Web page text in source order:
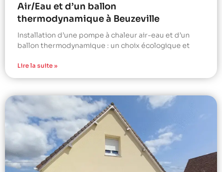
Air/Eau et d’un ballon
thermodynamique à Beuzeville
Installation d’une pompe à chaleur air-eau et d’un
ballon thermodynamique : un choix écologique et
Lire la suite »